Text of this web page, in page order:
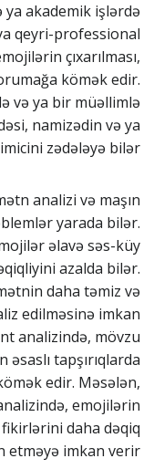
ya akademik işlərdə
qeyri-professional
çıxarılması,
kömək edir.
və ya bir müəllimlə
namizədin və ya
zədələyə bilər.
analizi və maşın
yarada bilər.
əlavə səs-küy
azalda bilər.
daha təmiz və
edilməsinə imkan
analizində, mövzu
tapşırıqlarda
edir. Məsələn,
emojilərin
fikirlərini daha dəqiq
etməyə imkan verir.